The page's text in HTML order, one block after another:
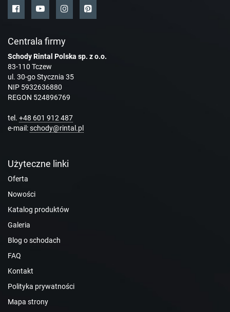
Centrala firmy
Schody Rintal Polska sp. z o.o.
83-110 Tczew
ul. 30-go Stycznia 35
NIP 5932636880
REGON 524896769
tel. +48 601 912 487
e-mail:schody@rintal.pl
Użyteczne linki
Oferta
Nowości
Katalog produktów
Galeria
Blog o schodach
FAQ
Kontakt
Polityka prywatności
Mapa strony